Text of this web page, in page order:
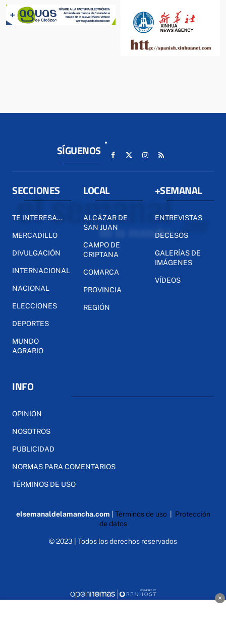
SÍGUENOS
SECCIONES
TE INTERESA...
MERCADILLO
DIVULGACIÓN
INTERNACIONAL
NACIONAL
ELECCIONES
DEPORTES
MUNDO
AGRARIO
LOCAL
ALCÁZAR DE
SAN JUAN
CAMPO DE
CRIPTANA
COMARCA
PROVINCIA
REGIÓN
+SEMANAL
ENTREVISTAS
DECESOS
GALERÍAS DE
IMÁGENES
VÍDEOS
INFO
OPINIÓN
NOSOTROS
PUBLICIDAD
NORMAS PARA COMENTARIOS
TÉRMINOS DE USO
elsemanaldelamancha.com Términos de uso| Protección
de datos
© 2023 | Todos los derechos reservados
×